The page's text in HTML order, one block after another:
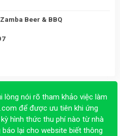
Beer & BBQ
lòng nói rõ tham khảo việc làm
để được ưu tiên khi ứng
hình thức thu phí nào từ nhà
lại cho website biết thông